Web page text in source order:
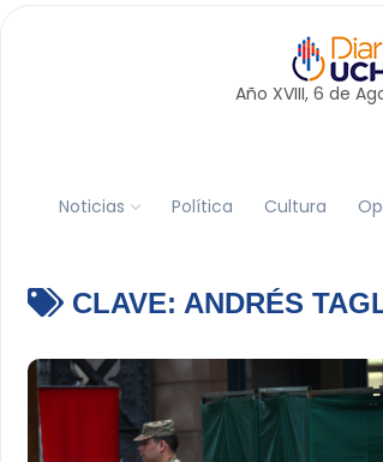
Año XVIII, 6 de
Noticias Política Cultura
CLAVE: ANDRÉS